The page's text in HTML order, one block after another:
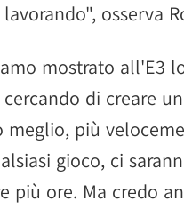
osserva
mostrato all'E3
di creare
meglio, più
gioco, ci
più ore. Ma credo